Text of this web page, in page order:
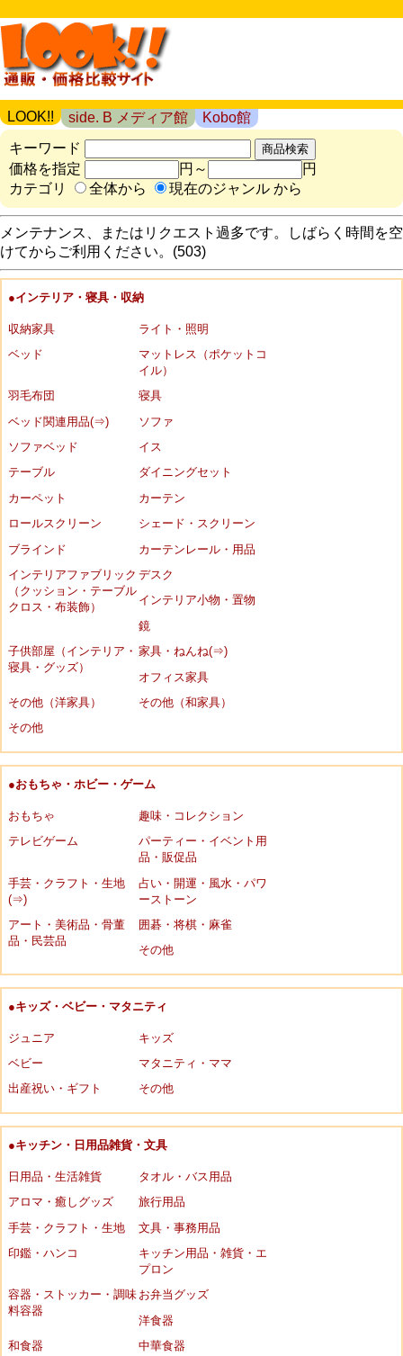
LOOK!! side. B メディア館
Kobo館
キーワード
価格を指定
円～
円
カテゴリ
全体から 現在のジャンル から
メンテナンス、またはリクエスト過多です。しばらく時間を空
けてからご利用ください。(503)
●インテリア・寝具・収納
収納家具
ライト・照明
ベッド
マットレス（ポケットコ
イル）
羽毛布団
寝具
ベッド関連用品(⇒)
ソファ
ソファベッド
イス
テーブル
ダイニングセット
カーペット
カーテン
ロールスクリーン
シェード・スクリーン
ブラインド
カーテンレール・用品
インテリアファブリック
（クッション・テーブル
クロス・布装飾）
デスク
インテリア小物・置物
鏡
子供部屋（インテリア・
寝具・グッズ）
家具・ねんね(⇒)
オフィス家具
その他（洋家具）
その他（和家具）
その他
●おもちゃ・ホビー・ゲーム
おもちゃ
趣味・コレクション
テレビゲーム
パーティー・イベント用
品・販促品
手芸・クラフト・生地
(⇒)
占い・開運・風水・パワ
ーストーン
アート・美術品・骨董
品・民芸品
囲碁・将棋・麻雀
その他
●キッズ・ベビー・マタニティ
ジュニア
キッズ
ベビー
マタニティ・ママ
出産祝い・ギフト
その他
●キッチン・日用品雑貨・文具
日用品・生活雑貨
タオル・バス用品
アロマ・癒しグッズ
旅行用品
手芸・クラフト・生地
文具・事務用品
印鑑・ハンコ
キッチン用品・雑貨・エ
プロン
容器・ストッカー・調味
料容器
お弁当グッズ
洋食器
和食器
中華食器